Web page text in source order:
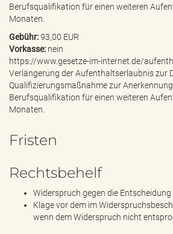
Berufsqualifikation für einen weiteren
Monaten.
Gebühr:93,00 EUR
Vorkasse: nein
https://www.gesetze-im-internet.de/
Verlängerung der Aufenthaltserlaubnis zur
Qualifizierungsmaßnahme zur
Berufsqualifikation für einen weiteren
Monaten.
Fristen
Rechtsbehelf
Widerspruch gegen die
Klage vor dem im
wenn dem Widerspruch nicht